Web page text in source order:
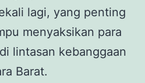
lagi, yang penting
menyaksikan para
lintasan kebanggaan
Barat.